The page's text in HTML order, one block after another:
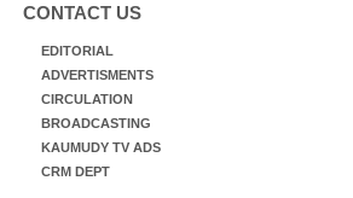
CONTACT US
EDITORIAL
ADVERTISMENTS
CIRCULATION
BROADCASTING
KAUMUDY TV ADS
CRM DEPT